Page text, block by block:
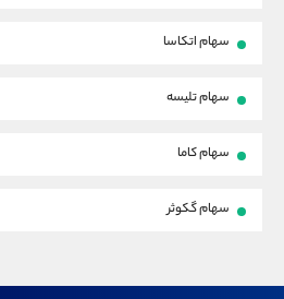
سهام اتکاسا
سهام تلیسه
سهام کاما
سهام گکوثر